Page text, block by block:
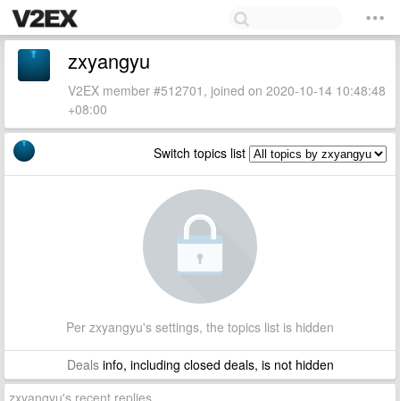
zxyangyu
V2EX member #512701, joined on 2020-10-14 10:48:48
+08:00
Switch topics list
Per zxyangyu's settings, the topics list is hidden
Dealsinfo, including closed deals, is not hidden
zxyangyu's recent replies